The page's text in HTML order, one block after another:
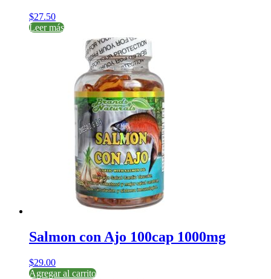
$27.50
Leer más
Salmon con Ajo 100cap 1000mg
$29.00
Agregar al carrito